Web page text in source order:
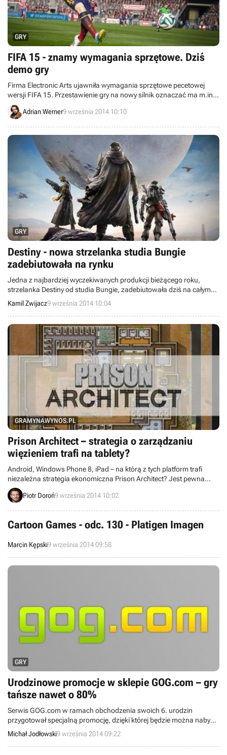
GRY
FIFA 15 - znamy wymagania sprzętowe. Dziś
demo gry
Firma Electronic Arts ujawniła wymagania sprzętowe pecetowej
wersji FIFA 15. Przestawienie gry na nowy silnik oznaczać ma m.in.
porzucenie 32-bitowych systemów operacyjnych oraz kart
nieobsługujących DirectX 11. Jak rekomendowana konfiguracja ma
kiedy wydawca opublikuje demo.
Adrian Werner9 września 2014 10:10
GRY
Destiny - nowa strzelanka studia Bungie
zadebiutowała na rynku
Jedna z najbardziej wyczekiwanych produkcji bieżącego roku,
strzelanka Destiny od studia Bungie, zadebiutowała dziś na całym
świecie na konsolach PlayStation 4, Xbox One, PlayStation 3 oraz
Xbox 360. Jednocześnie tytuł otrzymał już pierwszy patch,
wnoszący poprawki do poszczególnych klas postaci, broni, itd.
Kamil Zwijacz9 września 2014 10:04
GRAMYNAWYNOS.PL
Prison Architect – strategia o zarządzaniu
więzieniem trafi na tablety?
Android, Windows Phone 8, iPad – na którą z tych platform trafi
niezależna strategia ekonomiczna Prison Architect? Jest pewna
szansa na to, że najnowsza produkcja brytyjskiego studia Prison
Architect trafi na tablety, ale na oficjalne potwierdzenie tychże
Piotr Doroń9 września 2014 10:02
Cartoon Games - odc. 130 - Platigen Imagen
Marcin Kępski9 września 2014 09:58
GRY
Urodzinowe promocje w sklepie GOG.com – gry
tańsze nawet o 80%
Serwis GOG.com w ramach obchodzenia swoich 6. urodzin
przygotował specjalną promocję, dzięki której będzie można nabyć
część tytułów z jego asortymentu nawet o 80% taniej.
Michał Jodłowski9 września 2014 09:22